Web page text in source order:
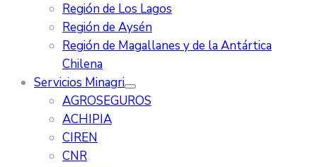
Región de Los Lagos
Región de Aysén
Región de Magallanes y de la Antártica
Chilena
Servicios Minagri
AGROSEGUROS
ACHIPIA
CIREN
CNR